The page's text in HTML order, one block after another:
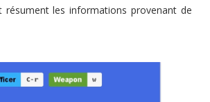
les informations provenant de